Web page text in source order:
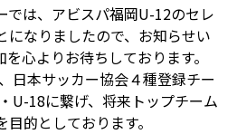
では、アビスパ福岡U-12のセレ
になりましたので、お知らせい
心よりお待ちしております。
日本サッカー協会４種登録チー
U-18に繋げ、将来トップチーム
的としております。